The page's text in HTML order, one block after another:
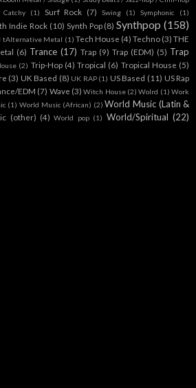
Catchy (1) Surf Rock (7) Swing (1) Symphonic (1)
Indie Rock (10) Synth Pop (8) Synthpop (158)
tAlternative Metal (1) Tech House (4) Techno (3) THE
(6) Trance (17) Trap (9) Trap (EDM) (5) Trap
(2) Trip-Hop (4) Tropical (6) Tropical House (5)
(3) UK Based (8) UK RAP (1) US Based (11) US Rap
EDM (7) Wave (3) Witch House (2) Wolrd (1) Work
(1) World Music (African) (2) World Music (Latin &
(other) (4) World pop (1) World/Spiritual (22)